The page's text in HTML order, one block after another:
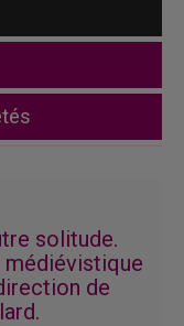
solitude.
médiévistique
de